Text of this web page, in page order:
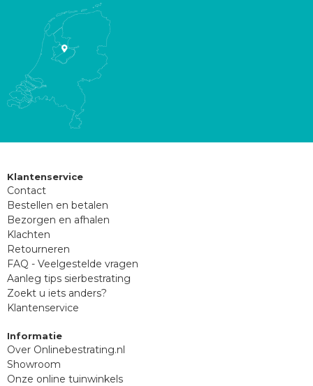
Klantenservice
Contact
Bestellen en betalen
Bezorgen en afhalen
Klachten
Retourneren
FAQ - Veelgestelde vragen
Aanleg tips sierbestrating
Zoekt u iets anders?
Klantenservice
Informatie
Over Onlinebestrating.nl
Showroom
Onze online tuinwinkels